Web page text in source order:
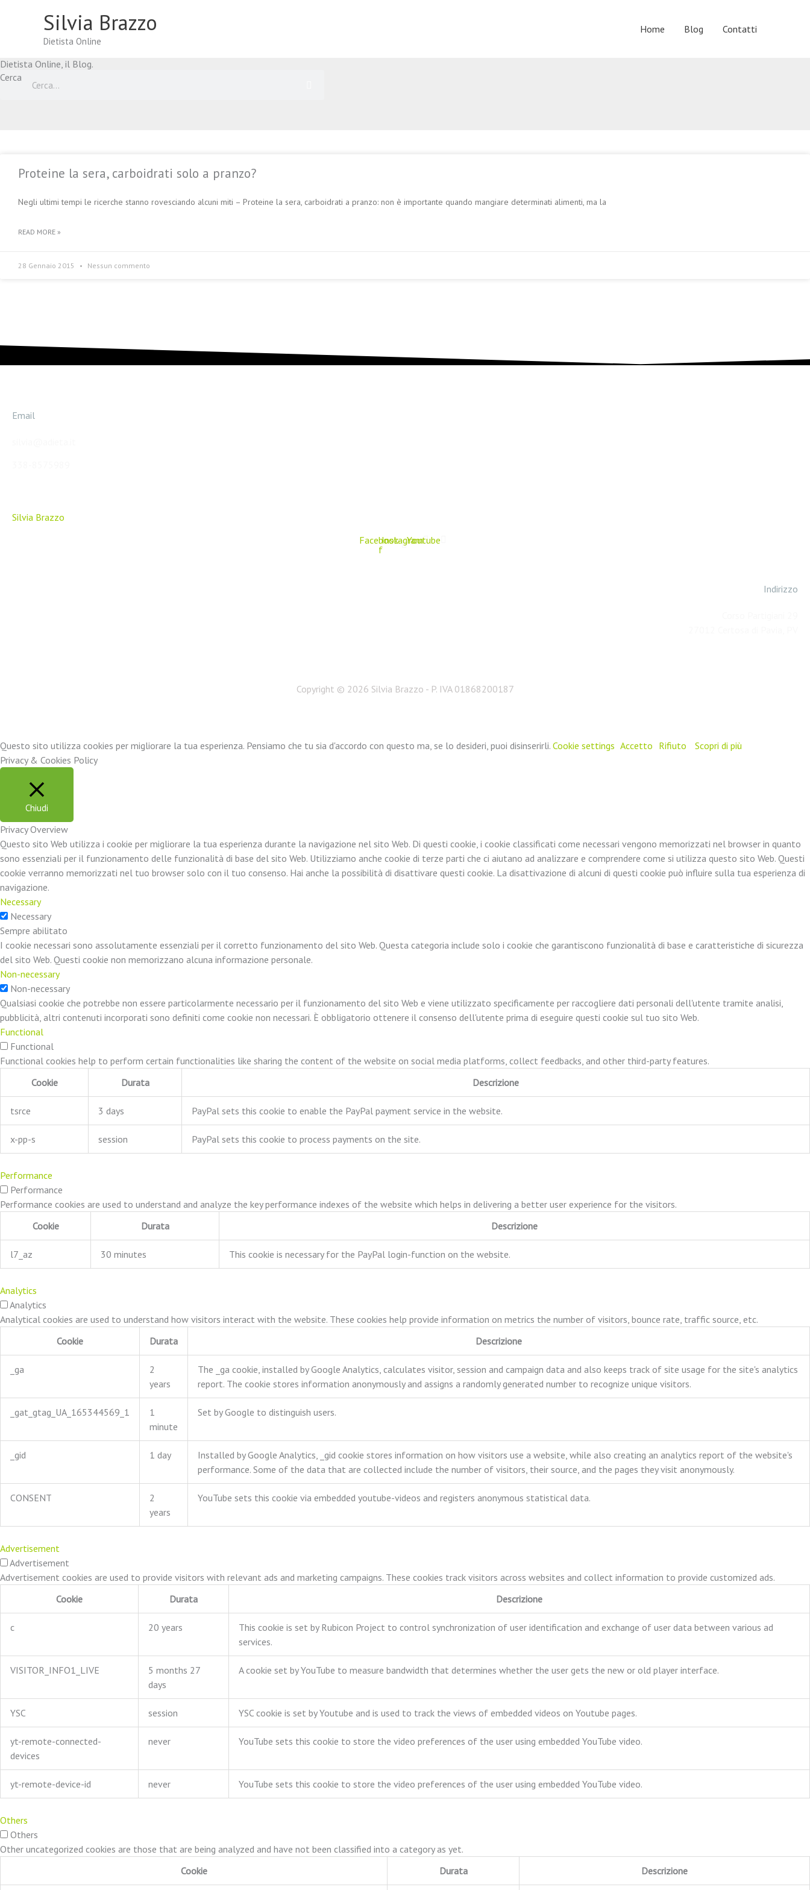
Silvia Brazzo
Dietista Online
Home Blog Contatti
Dietista Online, il Blog.
Cerca
Proteine la sera, carboidrati solo a pranzo?
Negli ultimi tempi le ricerche stanno rovesciando alcuni miti – Proteine la sera, carboidrati a pranzo: non è importante quando mangiare determinati alimenti, ma la
READ MORE »
28 Gennaio 2015 Nessun commento
Email
Silvia Brazzo
Facebook-
f
InstagramYoutube
Indirizzo
Copyright © 2026 Silvia Brazzo - P. IVA 01868200187
Questo sito utilizza cookies per migliorare la tua esperienza. Pensiamo che tu sia d'accordo con questo ma, se lo desideri, puoi disinserirli. Cookie settings Accetto Rifiuto
Scopri di più
Privacy & Cookies Policy
Chiudi
Privacy Overview
Questo sito Web utilizza i cookie per migliorare la tua esperienza durante la navigazione nel sito Web. Di questi cookie, i cookie classificati come necessari vengono memorizzati nel browser in quanto
sono essenziali per il funzionamento delle funzionalità di base del sito Web. Utilizziamo anche cookie di terze parti che ci aiutano ad analizzare e comprendere come si utilizza questo sito Web. Questi
cookie verranno memorizzati nel tuo browser solo con il tuo consenso. Hai anche la possibilità di disattivare questi cookie. La disattivazione di alcuni di questi cookie può influire sulla tua esperienza di
navigazione.
Necessary
Necessary
Sempre abilitato
I cookie necessari sono assolutamente essenziali per il corretto funzionamento del sito Web. Questa categoria include solo i cookie che garantiscono funzionalità di base e caratteristiche di sicurezza
del sito Web. Questi cookie non memorizzano alcuna informazione personale.
Non-necessary
Non-necessary
Qualsiasi cookie che potrebbe non essere particolarmente necessario per il funzionamento del sito Web e viene utilizzato specificamente per raccogliere dati personali dell'utente tramite analisi,
pubblicità, altri contenuti incorporati sono definiti come cookie non necessari. È obbligatorio ottenere il consenso dell'utente prima di eseguire questi cookie sul tuo sito Web.
Functional
Functional
Functional cookies help to perform certain functionalities like sharing the content of the website on social media platforms, collect feedbacks, and other third-party features.
Cookie
Durata Descrizione
tsrce 3 days PayPal sets this cookie to enable the PayPal payment service in the website.
x-pp-s session PayPal sets this cookie to process payments on the site.
Performance
Performance
Performance cookies are used to understand and analyze the key performance indexes of the website which helps in delivering a better user experience for the visitors.
Cookie
Durata Descrizione
l7_az 30 minutes This cookie is necessary for the PayPal login-function on the website.
Analytics
Analytics
Analytical cookies are used to understand how visitors interact with the website. These cookies help provide information on metrics the number of visitors, bounce rate, traffic source, etc.
Cookie
Durata Descrizione
_ga
2
years
The _ga cookie, installed by Google Analytics, calculates visitor, session and campaign data and also keeps track of site usage for the site's analytics
report. The cookie stores information anonymously and assigns a randomly generated number to recognize unique visitors.
_gat_gtag_UA_165344569_1
1
minute
Set by Google to distinguish users.
_gid 1 day
Installed by Google Analytics, _gid cookie stores information on how visitors use a website, while also creating an analytics report of the website's
performance. Some of the data that are collected include the number of visitors, their source, and the pages they visit anonymously.
CONSENT
2
years
YouTube sets this cookie via embedded youtube-videos and registers anonymous statistical data.
Advertisement
Advertisement
Advertisement cookies are used to provide visitors with relevant ads and marketing campaigns. These cookies track visitors across websites and collect information to provide customized ads.
Cookie
Durata Descrizione
c 20 years
This cookie is set by Rubicon Project to control synchronization of user identification and exchange of user data between various ad
services.
VISITOR_INFO1_LIVE
5 months 27
days
A cookie set by YouTube to measure bandwidth that determines whether the user gets the new or old player interface.
YSC session YSC cookie is set by Youtube and is used to track the views of embedded videos on Youtube pages.
yt-remote-connected-
devices
never YouTube sets this cookie to store the video preferences of the user using embedded YouTube video.
yt-remote-device-id never YouTube sets this cookie to store the video preferences of the user using embedded YouTube video.
Others
Others
Other uncategorized cookies are those that are being analyzed and have not been classified into a category as yet.
Cookie
Durata Descrizione